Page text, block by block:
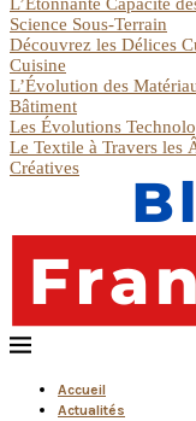
Science Sous-Terrain
Découvrez les Délices
Cuisine
L’Évolution des
Bâtiment
Les Évolutions
Le Textile à Travers les
Créatives
Accueil
Actualités